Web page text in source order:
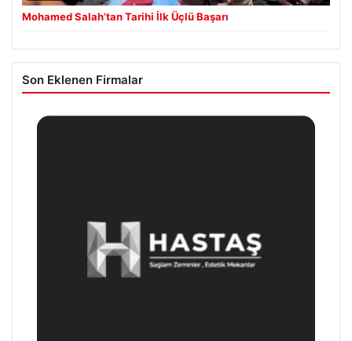
Mohamed Salah’tan Tarihi İlk Üçlü Başarı
Son Eklenen Firmalar